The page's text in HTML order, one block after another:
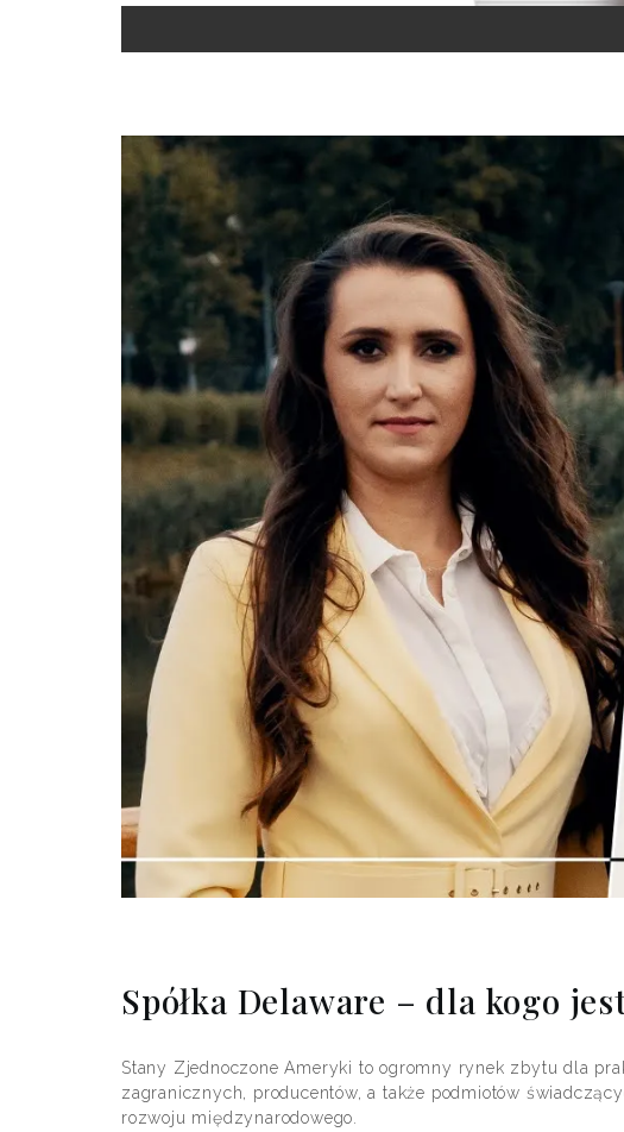
Spółka Delaware – dla kogo
Stany Zjednoczone Ameryki to ogromny rynek zbytu dla
zagranicznych, producentów, a także podmiotów
rozwoju międzynarodowego.